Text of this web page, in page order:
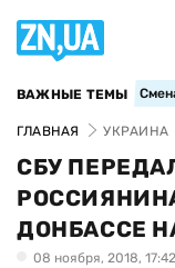
ВАЖНЫЕ ТЕМЫ
ГЛАВНАЯ УКРАИНА
СБУ
ДОНБАССЕ
08 ноября, 2018, 17:42